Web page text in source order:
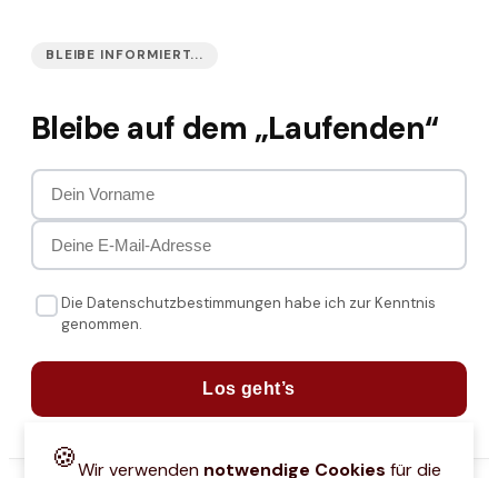
BLEIBE INFORMIERT...
Bleibe auf dem „Laufenden“
Die Datenschutzbestimmungen habe ich zur Kenntnis
genommen.
Los geht’s
🍪Wir verwenden notwendige Cookies für die